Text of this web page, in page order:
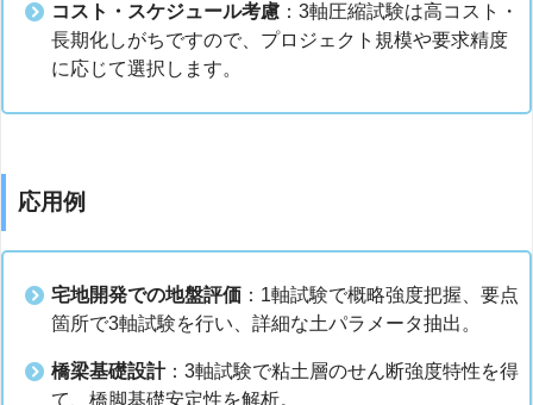
コスト・スケジュール考慮 ：3軸圧縮試験は高コスト・
長期化しがちですので、プロジェクト規模や要求精度
に応じて選択します。
応用例
宅地開発での地盤評価 ：1軸試験で概略強度把握、要点
箇所で3軸試験を行い、詳細な土パラメータ抽出。
橋梁基礎設計：3軸試験で粘土層のせん断強度特性を得
て、橋脚基礎安定性を解析。